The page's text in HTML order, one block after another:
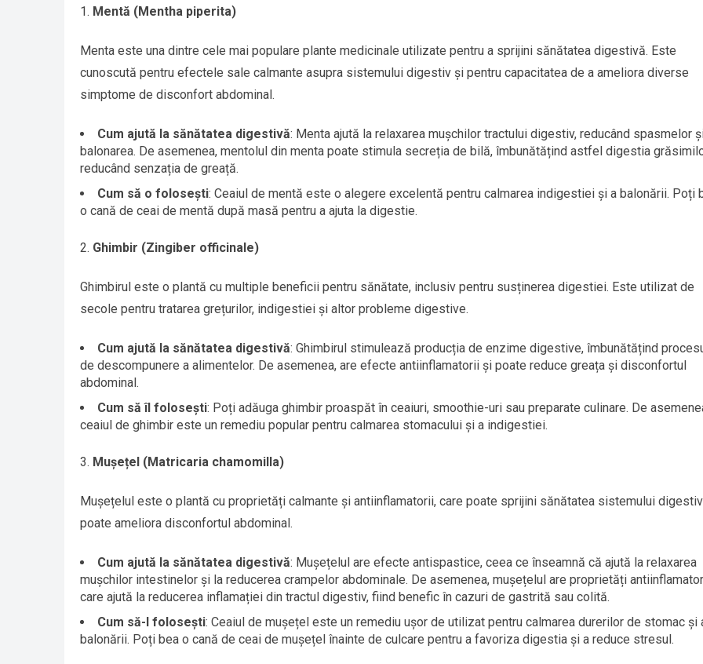
Mentă (Mentha piperita)
Menta este una dintre cele mai populare plante medicinale utilizate pentru a sprijini sănătatea digestivă. Este
cunoscută pentru efectele sale calmante asupra sistemului digestiv și pentru capacitatea de a ameliora diverse
simptome de disconfort abdominal.
Cum ajută la sănătatea digestivă: Menta ajută la relaxarea mușchilor tractului digestiv, reducând spasmelor
balonarea. De asemenea, mentolul din menta poate stimula secreția de bilă, îmbunătățind astfel digestia
reducând senzația de greață.
Cum să o folosești: Ceaiul de mentă este o alegere excelentă pentru calmarea indigestiei și a balonării. Poți
o cană de ceai de mentă după masă pentru a ajuta la digestie.
Ghimbir (Zingiber officinale)
Ghimbirul este o plantă cu multiple beneficii pentru sănătate, inclusiv pentru susținerea digestiei. Este utilizat de
secole pentru tratarea grețurilor, indigestiei și altor probleme digestive.
Cum ajută la sănătatea digestivă: Ghimbirul stimulează producția de enzime digestive, îmbunătățind
de descompunere a alimentelor. De asemenea, are efecte antiinflamatorii și poate reduce greața și disconfortul
abdominal.
Cum să îl folosești: Poți adăuga ghimbir proaspăt în ceaiuri, smoothie-uri sau preparate culinare. De
ceaiul de ghimbir este un remediu popular pentru calmarea stomacului și a indigestiei.
Mușețel (Matricaria chamomilla)
Mușețelul este o plantă cu proprietăți calmante și antiinflamatorii, care poate sprijini sănătatea sistemului
poate ameliora disconfortul abdominal.
Cum ajută la sănătatea digestivă: Mușețelul are efecte antispastice, ceea ce înseamnă că ajută la relaxarea
mușchilor intestinelor și la reducerea crampelor abdominale. De asemenea, mușețelul are proprietăți
care ajută la reducerea inflamației din tractul digestiv, fiind benefic în cazuri de gastrită sau colită.
Cum să-l folosești: Ceaiul de mușețel este un remediu ușor de utilizat pentru calmarea durerilor de stomac și
balonării. Poți bea o cană de ceai de mușețel înainte de culcare pentru a favoriza digestia și a reduce stresul.